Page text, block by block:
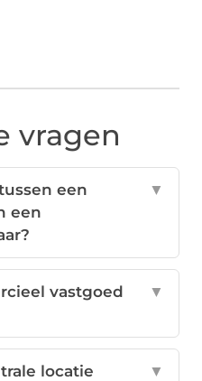
vragen
een
een
▼
vastgoed
▼
locatie
▼